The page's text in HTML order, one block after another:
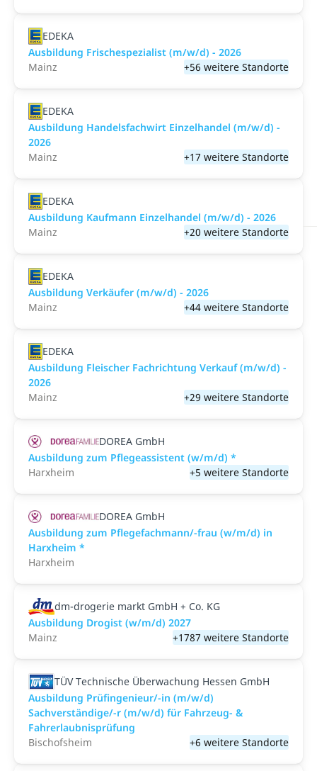
EDEKA
Ausbildung Frischespezialist (m/w/d) - 2026
Mainz
+56 weitere Standorte
EDEKA
Ausbildung Handelsfachwirt Einzelhandel (m/w/d) -
2026
Mainz
+17 weitere Standorte
EDEKA
Ausbildung Kaufmann Einzelhandel (m/w/d) - 2026
Mainz
+20 weitere Standorte
EDEKA
Ausbildung Verkäufer (m/w/d) - 2026
Mainz
+44 weitere Standorte
EDEKA
Ausbildung Fleischer Fachrichtung Verkauf (m/w/d) -
2026
Mainz
+29 weitere Standorte
DOREA GmbH
Ausbildung zum Pflegeassistent (w/m/d) *
Harxheim
+5 weitere Standorte
DOREA GmbH
Ausbildung zum Pflegefachmann/-frau (w/m/d) in
Harxheim *
Harxheim
dm-drogerie markt GmbH + Co. KG
Ausbildung Drogist (w/m/d) 2027
Mainz
+1787 weitere Standorte
TÜV Technische Überwachung Hessen GmbH
Ausbildung Prüfingenieur/-in (m/w/d)
Sachverständige/-r (m/w/d) für Fahrzeug- &
Fahrerlaubnisprüfung
Bischofsheim
+6 weitere Standorte